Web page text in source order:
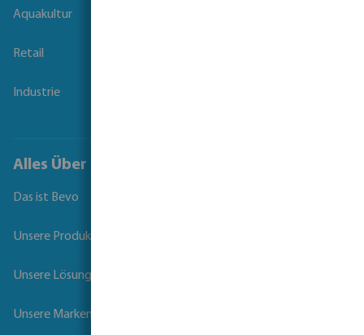
Aquakultur
Retail
Industrie
Alles Über Bevo
Das ist Bevo
Unsere Produkte
Unsere Lösungen
Unsere Marken